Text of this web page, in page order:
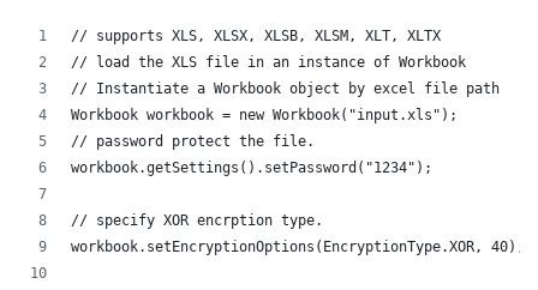
// supports XLS, XLSX, XLSB, XLSM, XLT, XLTX
// load the XLS file in an instance of Workbook
// Instantiate a Workbook object by excel file path
Workbook workbook = new Workbook("input.xls");
// password protect the file.
workbook.getSettings().setPassword("1234");
// specify XOR encrption type.
workbook.setEncryptionOptions(EncryptionType.XOR, 40);